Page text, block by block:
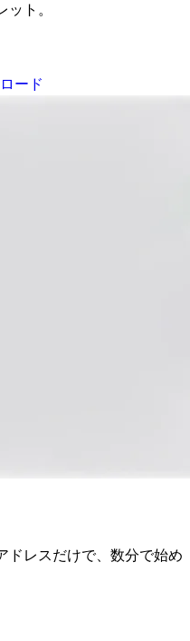
ト。
ード
ドレスだけで、数分で始め